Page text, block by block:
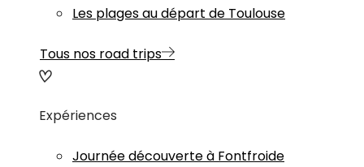
Les plages au départ de Toulouse
Tous nos road trips
Expériences
Journée découverte à Fontfroide